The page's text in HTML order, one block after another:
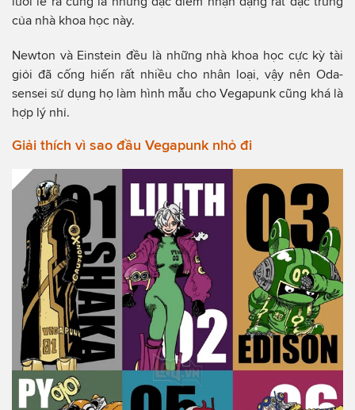
của nhà khoa học này.
Newton và Einstein đều là những nhà khoa học cực kỳ tài
giỏi đã cống hiến rất nhiều cho nhân loại, vậy nên Oda-
sensei sử dụng họ làm hình mẫu cho Vegapunk cũng khá là
hợp lý nhỉ.
Giải thích vì sao đầu Vegapunk nhỏ đi